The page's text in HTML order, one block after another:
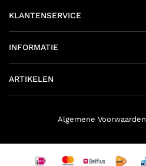
KLANTENSERVICE
INFORMATIE
ARTIKELEN
Algemene Voorwaarden